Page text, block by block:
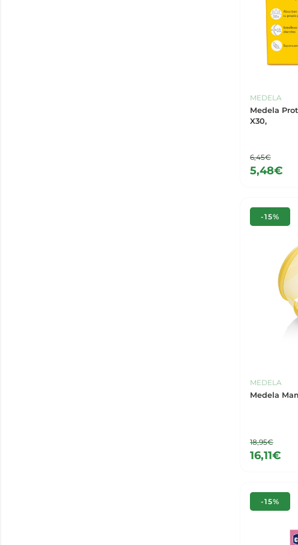
MEDELA
Medela
X30,
6,45€
5,48€
-15%
MEDELA
Medela
18,95€
16,11€
-15%